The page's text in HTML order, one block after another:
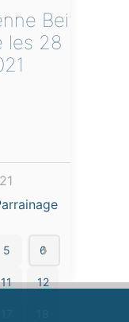
Beit
les 28
5 6
11 12